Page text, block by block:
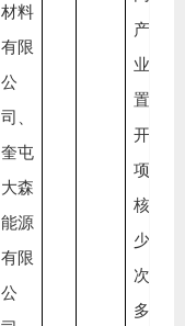
材料
有限
公
司 、
奎屯
大森
能源
有限
公
产生企
业和处
置企业
开展专
项现场
核查不
少于4
次，并
多次在